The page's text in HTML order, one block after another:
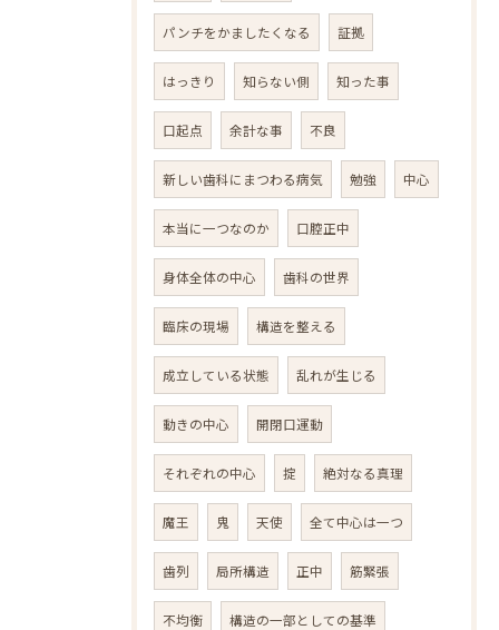
パンチをかましたくなる 証拠
はっきり 知らない側 知った事
口起点 余計な事 不良
新しい歯科にまつわる病気 勉強 中心
本当に一つなのか 口腔正中
身体全体の中心 歯科の世界
臨床の現場 構造を整える
成立している状態 乱れが生じる
動きの中心 開閉口運動
それぞれの中心 掟 絶対なる真理
魔王 鬼 天使 全て中心は一つ
歯列 局所構造 正中 筋緊張
不均衡 構造の一部としての基準